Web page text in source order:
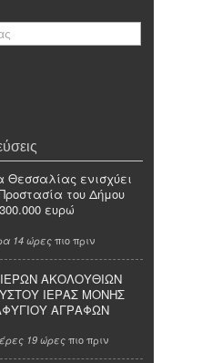
Θεσσαλίας ενισχύει
του Δήμου
ευρώ
14 ώρες πιο πριν
ΑΚΟΛΟΥΘΙΩΝ
ΙΕΡΑΣ ΜΟΝΗΣ
ΑΓΡΑΦΩΝ
19 ώρες πιο πριν